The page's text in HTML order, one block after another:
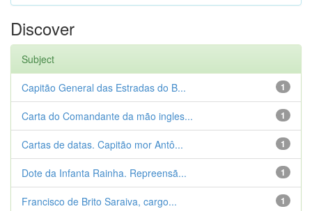
Discover
Subject
1
Capitão General das Estradas do B...
1
Carta do Comandante da mão ingles...
1
Cartas de datas. Capitão mor Antô...
1
Dote da Infanta Rainha. Repreensã...
1
Francisco de Brito Saraiva, cargo...